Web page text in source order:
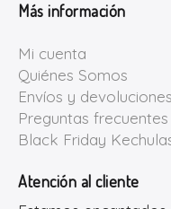
Más información
Mi cuenta
Quiénes Somos
Envíos y devoluciones
Preguntas frecuentes
Black Friday
Atención al cliente